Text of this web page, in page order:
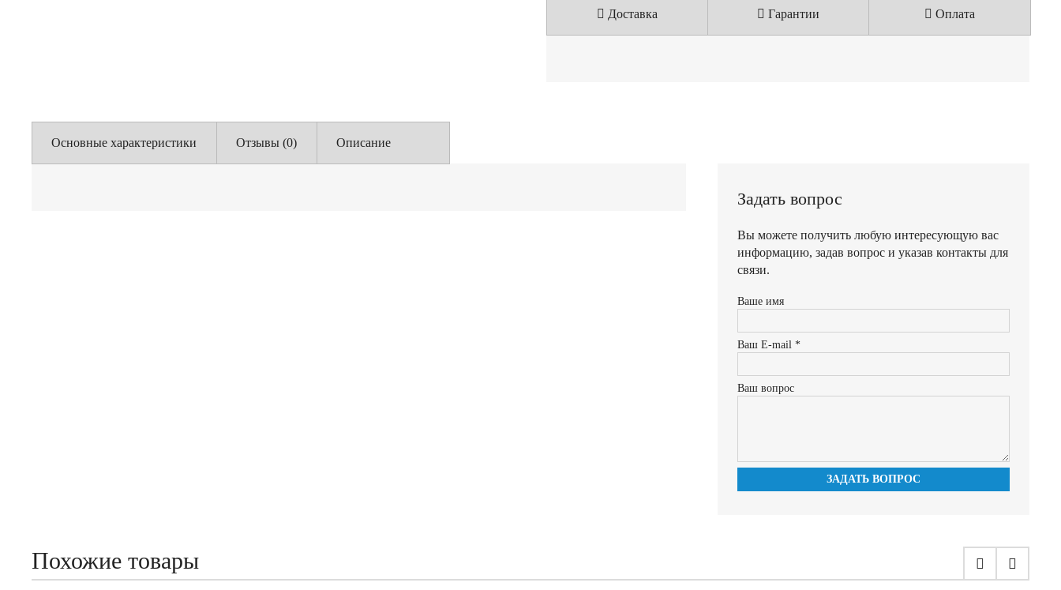
Доставка Гарантии Оплата
Основные характеристики Отзывы (0) Описание
Задать вопрос
Вы можете получить любую интересующую вас
информацию, задав вопрос и указав контакты для
связи.
Ваше имя
Ваш E-mail *
Ваш вопрос
ЗАДАТЬ ВОПРОС
Похожие товары